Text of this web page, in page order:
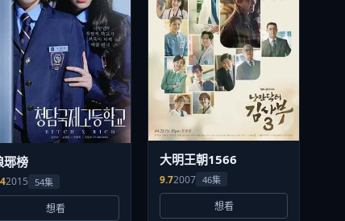
琊榜
2015 54集
想看
大明王朝1566
9.72007 46集
想看